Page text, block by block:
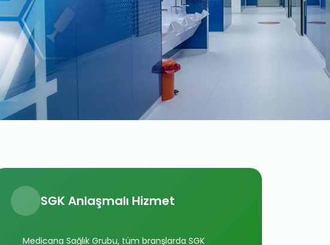
SGK Anlaşmalı Hizmet
Medicana Sağlık Grubu, tüm branşlarda SGK